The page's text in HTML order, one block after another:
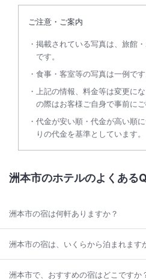
ご注意・ご案内
掲載されている写真は、旅館
です。
食事・客室等の写真は一例です
上記の情報、料金等は変更に
の際はお客様ご自身で事前にご
代金が安い順・代金が高い順
りの代金を基準としています。
洲本市のホテルのよくある
洲本市の宿は何軒ありますか？
洲本市の宿は、いくらから泊まれます
洲本市で、おすすめの宿はどこですか